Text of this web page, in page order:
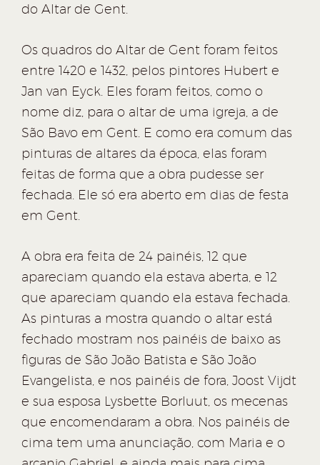
do Altar de Gent.
Os quadros do Altar de Gent foram feitos
entre 1420 e 1432, pelos pintores Hubert e
Jan van Eyck. Eles foram feitos, como o
nome diz, para o altar de uma igreja, a de
São Bavo em Gent. E como era comum das
pinturas de altares da época, elas foram
feitas de forma que a obra pudesse ser
fechada. Ele só era aberto em dias de festa
em Gent.
A obra era feita de 24 painéis, 12 que
apareciam quando ela estava aberta, e 12
que apareciam quando ela estava fechada.
As pinturas a mostra quando o altar está
fechado mostram nos painéis de baixo as
figuras de São João Batista e São João
Evangelista, e nos painéis de fora, Joost Vijdt
e sua esposa Lysbette Borluut, os mecenas
que encomendaram a obra. Nos painéis de
cima tem uma anunciação, com Maria e o